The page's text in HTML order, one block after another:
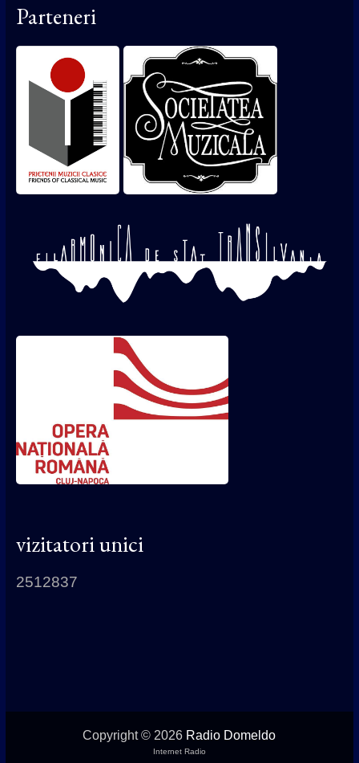
Parteneri
vizitatori unici
2512837
Copyright © 2026 Radio Domeldo
Internet Radio